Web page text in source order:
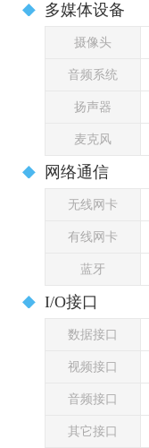
多媒体设备
摄像头
音频系统
扬声器
麦克风
网络通信
无线网卡
有线网卡
蓝牙
I/O接口
数据接口
视频接口
音频接口
其它接口